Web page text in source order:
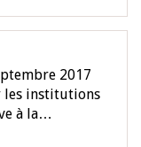
2017
les institutions
à la…